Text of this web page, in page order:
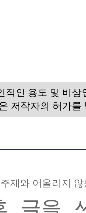
적인 용도 및 비
저작자의 허가를